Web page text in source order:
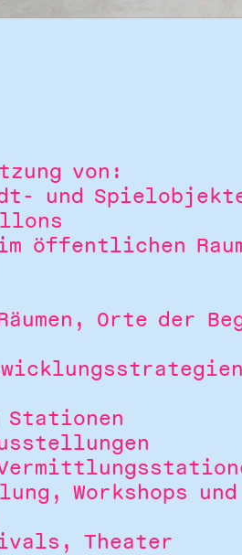
von:
und
öffentlichen
Orte der
Stationen
Workshops und
Theater